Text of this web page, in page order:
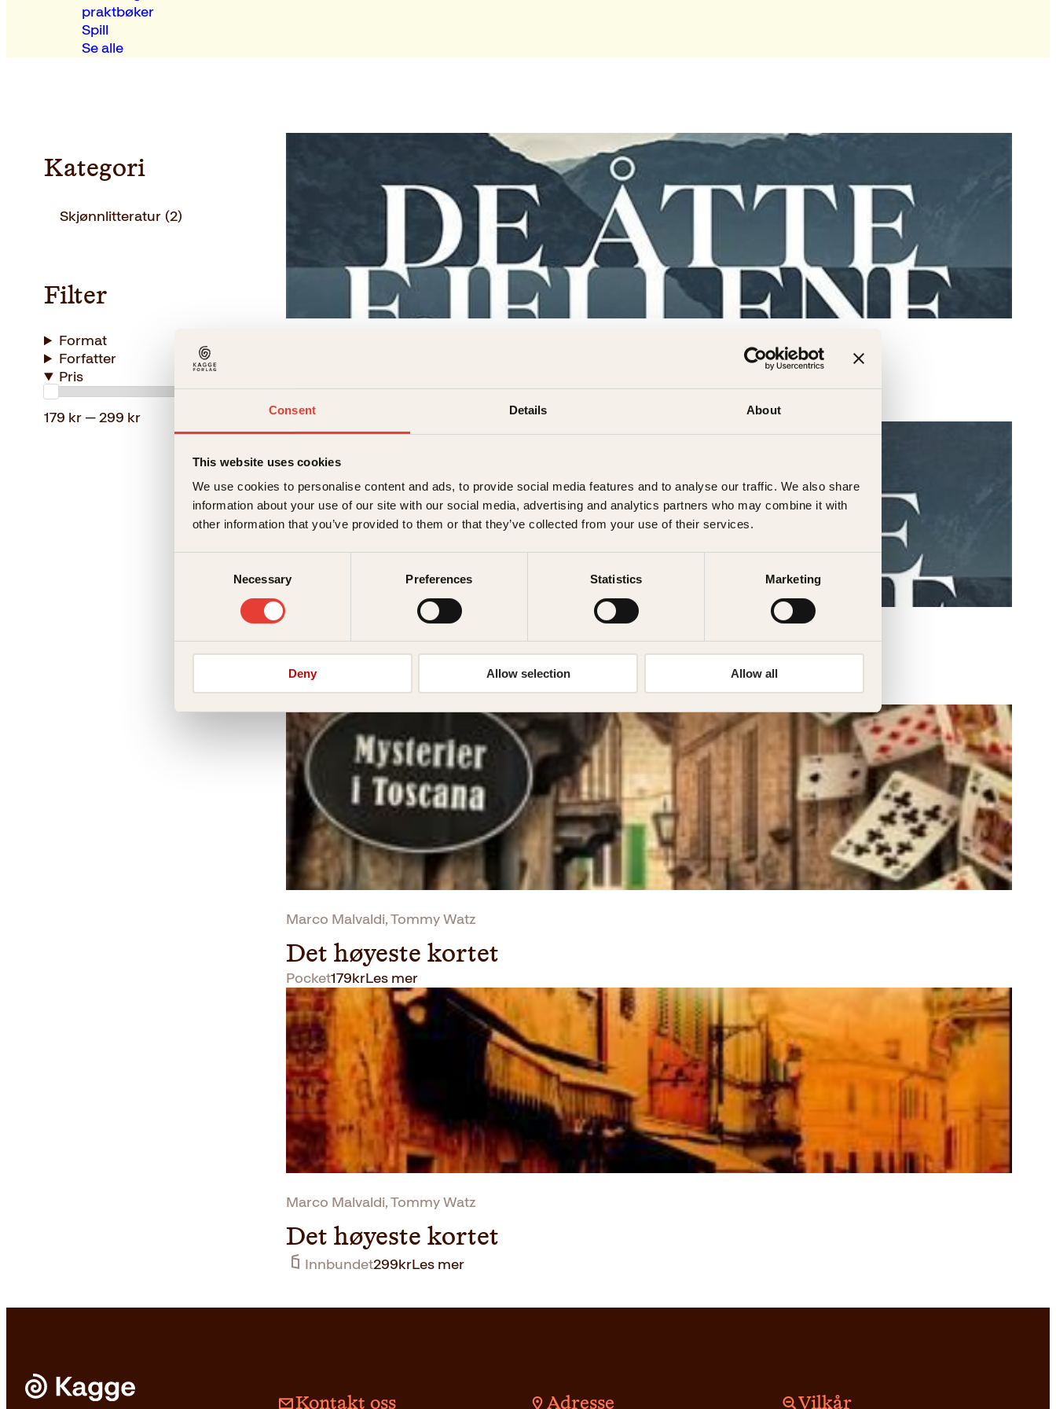
Consent Details About
This website uses cookies
We use cookies to personalise content and ads, to provide social media features and to analyse our traffic. We also share
information about your use of our site with our social media, advertising and analytics partners who may combine it with
other information that you’ve provided to them or that they’ve collected from your use of their services.
Necessary Preferences Statistics Marketing
Deny Allow selection Allow all
praktbøker
Spill
Se alle
Kategori
Skjønnlitteratur (2)
Filter
Format
Forfatter
Pris
179 kr — 299 kr
De åtte fjellene
Innbundet
De åtte fjellene
Pocket199krLes mer
Marco Malvaldi, Tommy Watz
Det høyeste kortet
Pocket179krLes mer
Marco Malvaldi, Tommy Watz
Det høyeste kortet
Innbundet299krLes mer
Kontakt oss Adresse Vilkår